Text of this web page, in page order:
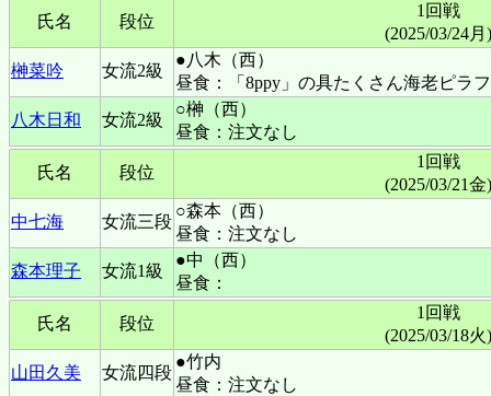
氏名 段位
1回戦
(2025/03/24月)
榊菜吟
女流2級
●八木（西）
昼食：「8ppy」の具たくさん海老ピラフ
八木日和
女流2級
○榊（西）
昼食：注文なし
氏名 段位
1回戦
(2025/03/21金)
中七海
女流三段
○森本（西）
昼食：注文なし
森本理子
女流1級
●中（西）
昼食：
氏名 段位
1回戦
(2025/03/18火)
山田久美
女流四段
●竹内
昼食：注文なし